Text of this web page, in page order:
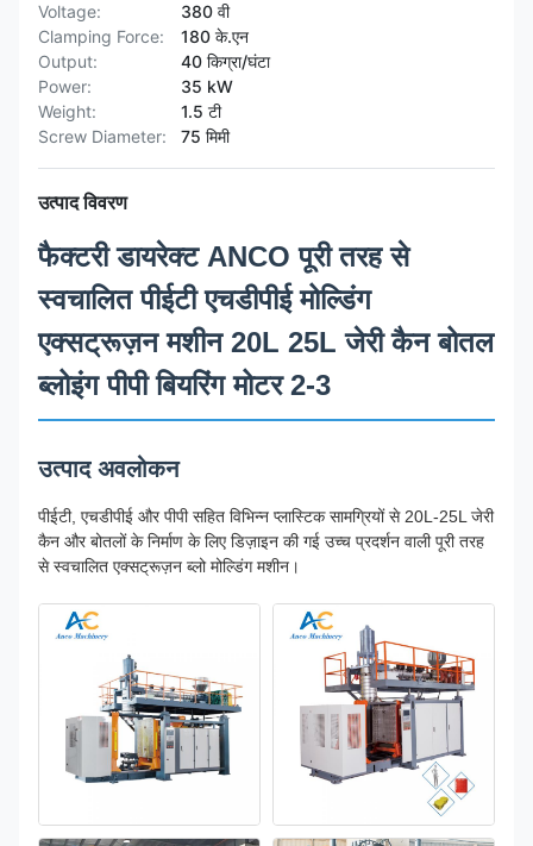
Voltage:
380 वी
Clamping Force:
180 के.एन
Output:
40 किग्रा/घंटा
Power:
35 kW
Weight:
1.5 टी
Screw Diameter:
75 मिमी
उत्पाद विवरण
फैक्टरी डायरेक्ट ANCO पूरी तरह से
स्वचालित पीईटी एचडीपीई मोल्डिंग
एक्सट्रूज़न मशीन 20L 25L जेरी कैन बोतल
ब्लोइंग पीपी बियरिंग मोटर 2-3
उत्पाद अवलोकन
पीईटी, एचडीपीई और पीपी सहित विभिन्न प्लास्टिक सामग्रियों से 20L-25L जेरी
कैन और बोतलों के निर्माण के लिए डिज़ाइन की गई उच्च प्रदर्शन वाली पूरी तरह
से स्वचालित एक्सट्रूज़न ब्लो मोल्डिंग मशीन।